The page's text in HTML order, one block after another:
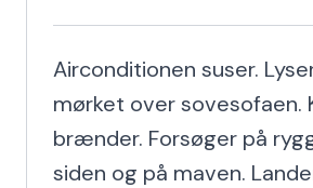
Airconditionen suser.
mørket over sovesofaen.
brænder. Forsøger på
siden og på maven.